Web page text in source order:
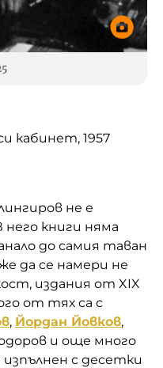
кабинет, 1957
не е
книги няма
до самия таван
да се намери не
издания от XIX
от тях са с
, Йордан Йовков,
и още много
с десетки